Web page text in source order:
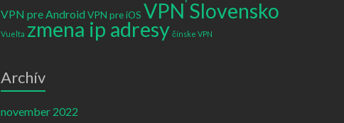
VPN pre Android VPN pre iOS VPN Slovensko
Vuelta zmena ip adresy čínske VPN
Archív
november 2022